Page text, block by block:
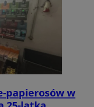
papierosów w